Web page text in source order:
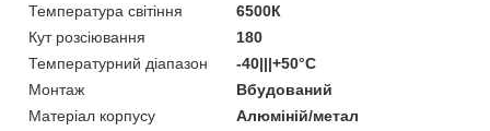
Температура світіння
6500К
Кут розсіювання
180
Температурний діапазон
-40|||+50°С
Монтаж
Вбудований
Матеріал корпусу
Алюміній/метал